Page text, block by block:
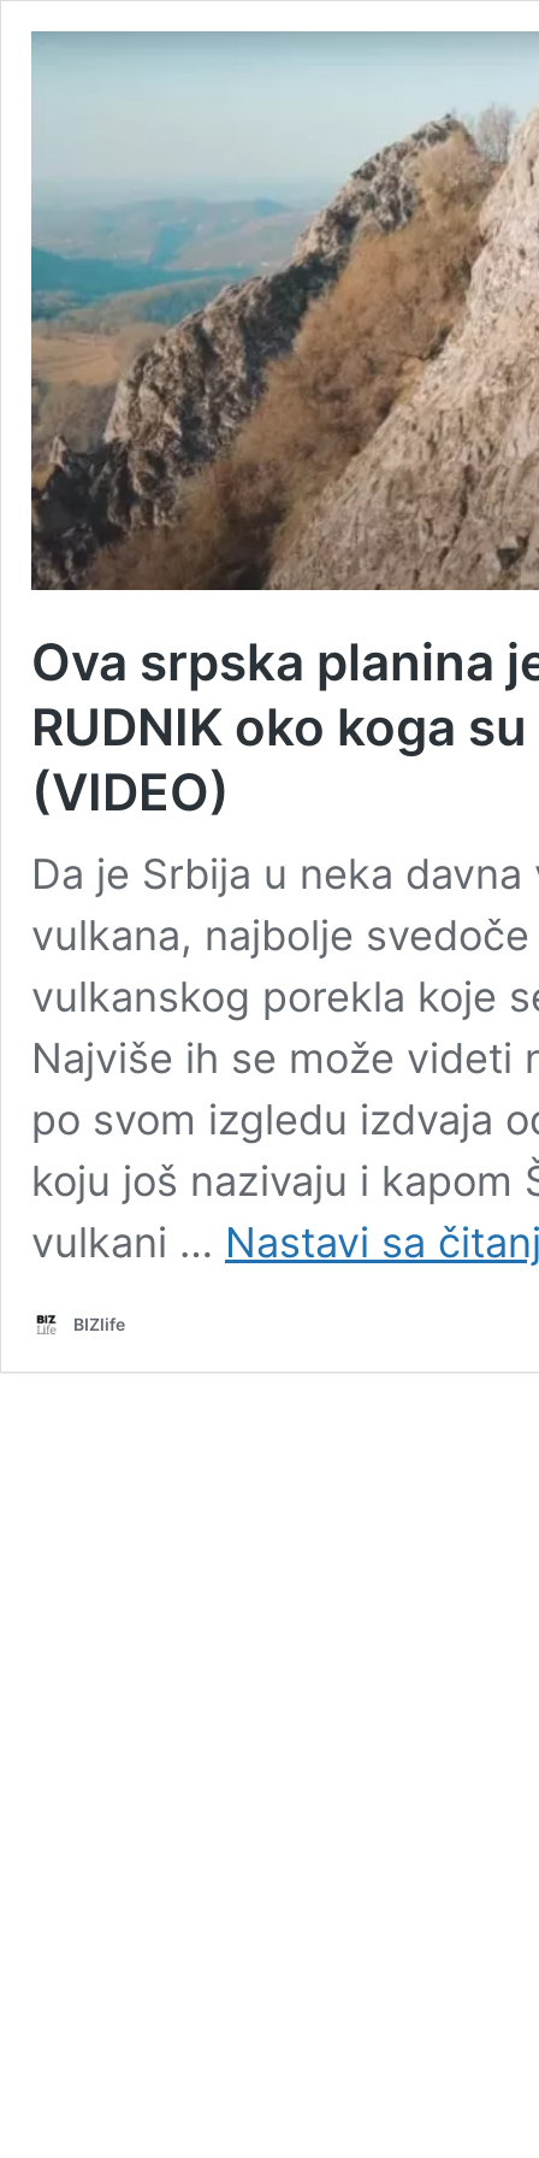
Ova srpska planina
RUDNIK oko koga
(VIDEO)
Da je Srbija u neka
vulkana, najbolje
vulkanskog porekla koje
Najviše ih se može videti
po svom izgledu izdvaja
koju još nazivaju i kapom
vulkani … Nastavi sa
BIZlife